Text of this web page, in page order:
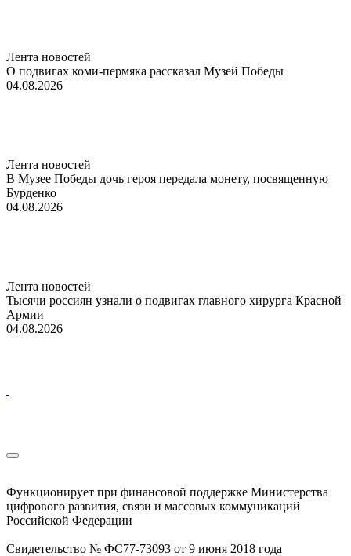
Лента новостей
О подвигах коми-пермяка рассказал Музей Победы
04.08.2026
Лента новостей
В Музее Победы дочь героя передала монету, посвященную
Бурденко
04.08.2026
Лента новостей
Тысячи россиян узнали о подвигах главного хирурга Красной
Армии
04.08.2026
Функционирует при финансовой поддержке Министерства
цифрового развития, связи и массовых коммуникаций
Российской Федерации
Свидетельство № ФС77-73093 от 9 июня 2018 года